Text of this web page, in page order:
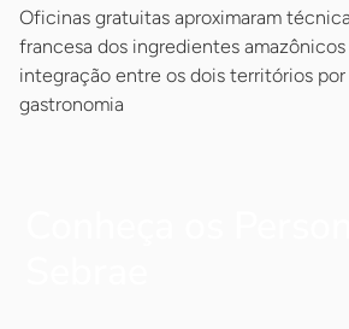
Oficinas gratuitas aproximaram
francesa dos ingredientes
integração entre os dois territórios por
gastronomia